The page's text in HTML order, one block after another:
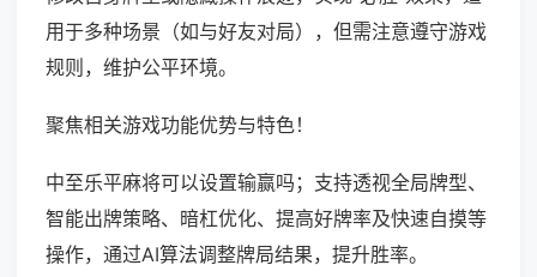
用于多种场景（如与好友对局），但需注意遵守游戏
规则，维护公平环境。
聚焦相关游戏功能优势与特色！
中至乐平麻将可以设置输赢吗；支持透视全局牌型、
智能出牌策略、暗杠优化、提高好牌率及快速自摸等
操作，通过AI算法调整牌局结果，提升胜率。